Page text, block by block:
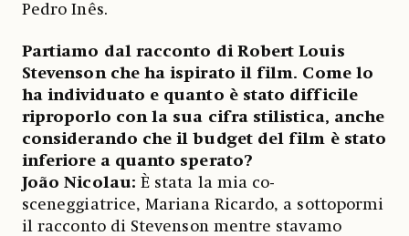
Pedro Inês.
Partiamo dal racconto di Robert Louis
Stevenson che ha ispirato il film. Come lo
ha individuato e quanto è stato difficile
riproporlo con la sua cifra stilistica, anche
considerando che il budget del film è stato
inferiore a quanto sperato?
João Nicolau: È stata la mia co-
sceneggiatrice, Mariana Ricardo, a sottopormi
il racconto di Stevenson mentre stavamo